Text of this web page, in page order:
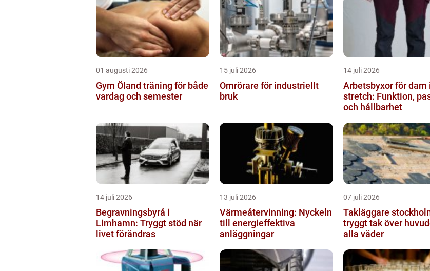
01 augusti 2026
Gym Öland träning för både
vardag och semester
15 juli 2026
Omrörare för industriellt
bruk
14 juli 2026
Arbetsbyxor för dam
stretch: Funktion,
och hållbarhet
14 juli 2026
Begravningsbyrå i
Limhamn: Tryggt stöd när
livet förändras
13 juli 2026
Värmeåtervinning: Nyckeln
till energieffektiva
anläggningar
07 juli 2026
Takläggare
tryggt tak över
alla väder